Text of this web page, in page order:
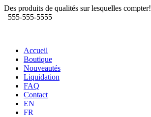
Des produits de qualités sur lesquelles compter!
555-555-5555
Accueil
Boutique
Nouveautés
Liquidation
FAQ
Contact
EN
FR